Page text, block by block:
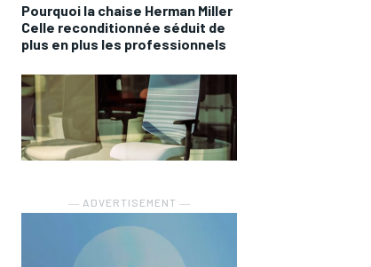
Pourquoi la chaise Herman Miller
Celle reconditionnée séduit de
plus en plus les professionnels
― ADVERTISEMENT ―